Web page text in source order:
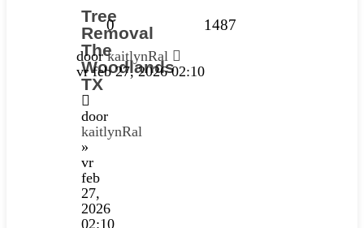
Tree
Removal
The
Woodlands
TX
door
kaitlynRal
»
vr
feb
27,
2026
02:10
0 1487
doorkaitlynRal
vr feb 27, 2026 02:10